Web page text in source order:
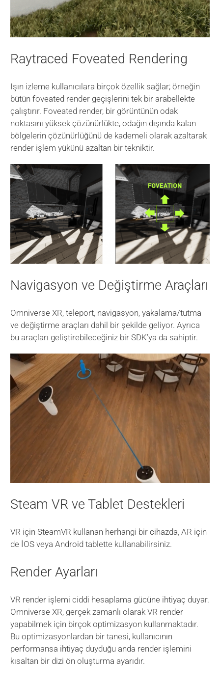
Raytraced Foveated Rendering
Işın izleme kullanıcılara birçok özellik sağlar; örneğin
bütün foveated render geçişlerini tek bir arabellekte
çalıştırır. Foveated render, bir görüntünün odak
noktasını yüksek çözünürlükte, odağın dışında kalan
bölgelerin çözünürlüğünü de kademeli olarak azaltarak
render işlem yükünü azaltan bir tekniktir.
Navigasyon ve Değiştirme Araçları
Omniverse XR, teleport, navigasyon, yakalama/tutma
ve değiştirme araçları dahil bir şekilde geliyor. Ayrıca
bu araçları geliştirebileceğiniz bir SDK’ya da sahiptir.
Steam VR ve Tablet Destekleri
VR için SteamVR kullanan herhangi bir cihazda, AR için
de İOS veya Android tablette kullanabilirsiniz.
Render Ayarları
VR render işlemi ciddi hesaplama gücüne ihtiyaç duyar.
Omniverse XR, gerçek zamanlı olarak VR render
yapabilmek için birçok optimizasyon kullanmaktadır.
Bu optimizasyonlardan bir tanesi, kullanıcının
performansa ihtiyaç duyduğu anda render işlemini
kısaltan bir dizi ön oluşturma ayarıdır.